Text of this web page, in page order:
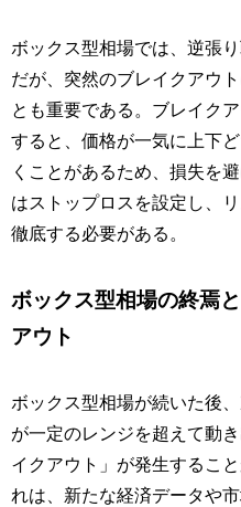
ボックス型相場では、逆張
だが、突然のブレイクアウ
とも重要である。ブレイク
すると、価格が一気に上下
くことがあるため、損失を
はストップロスを設定し、
徹底する必要がある。
ボックス型相場の終焉
アウト
ボックス型相場が続いた後
が一定のレンジを超えて動
イクアウト」が発生するこ
れは、新たな経済データや